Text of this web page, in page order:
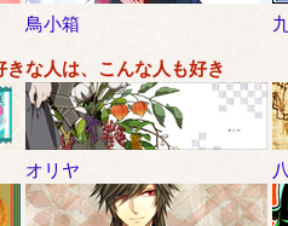
鳥小箱
な人は、こんな人も好き
オリヤ